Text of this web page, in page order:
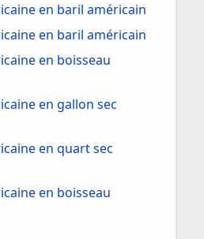
en baril américain
en baril américain
en boisseau
en gallon sec
en quart sec
en boisseau